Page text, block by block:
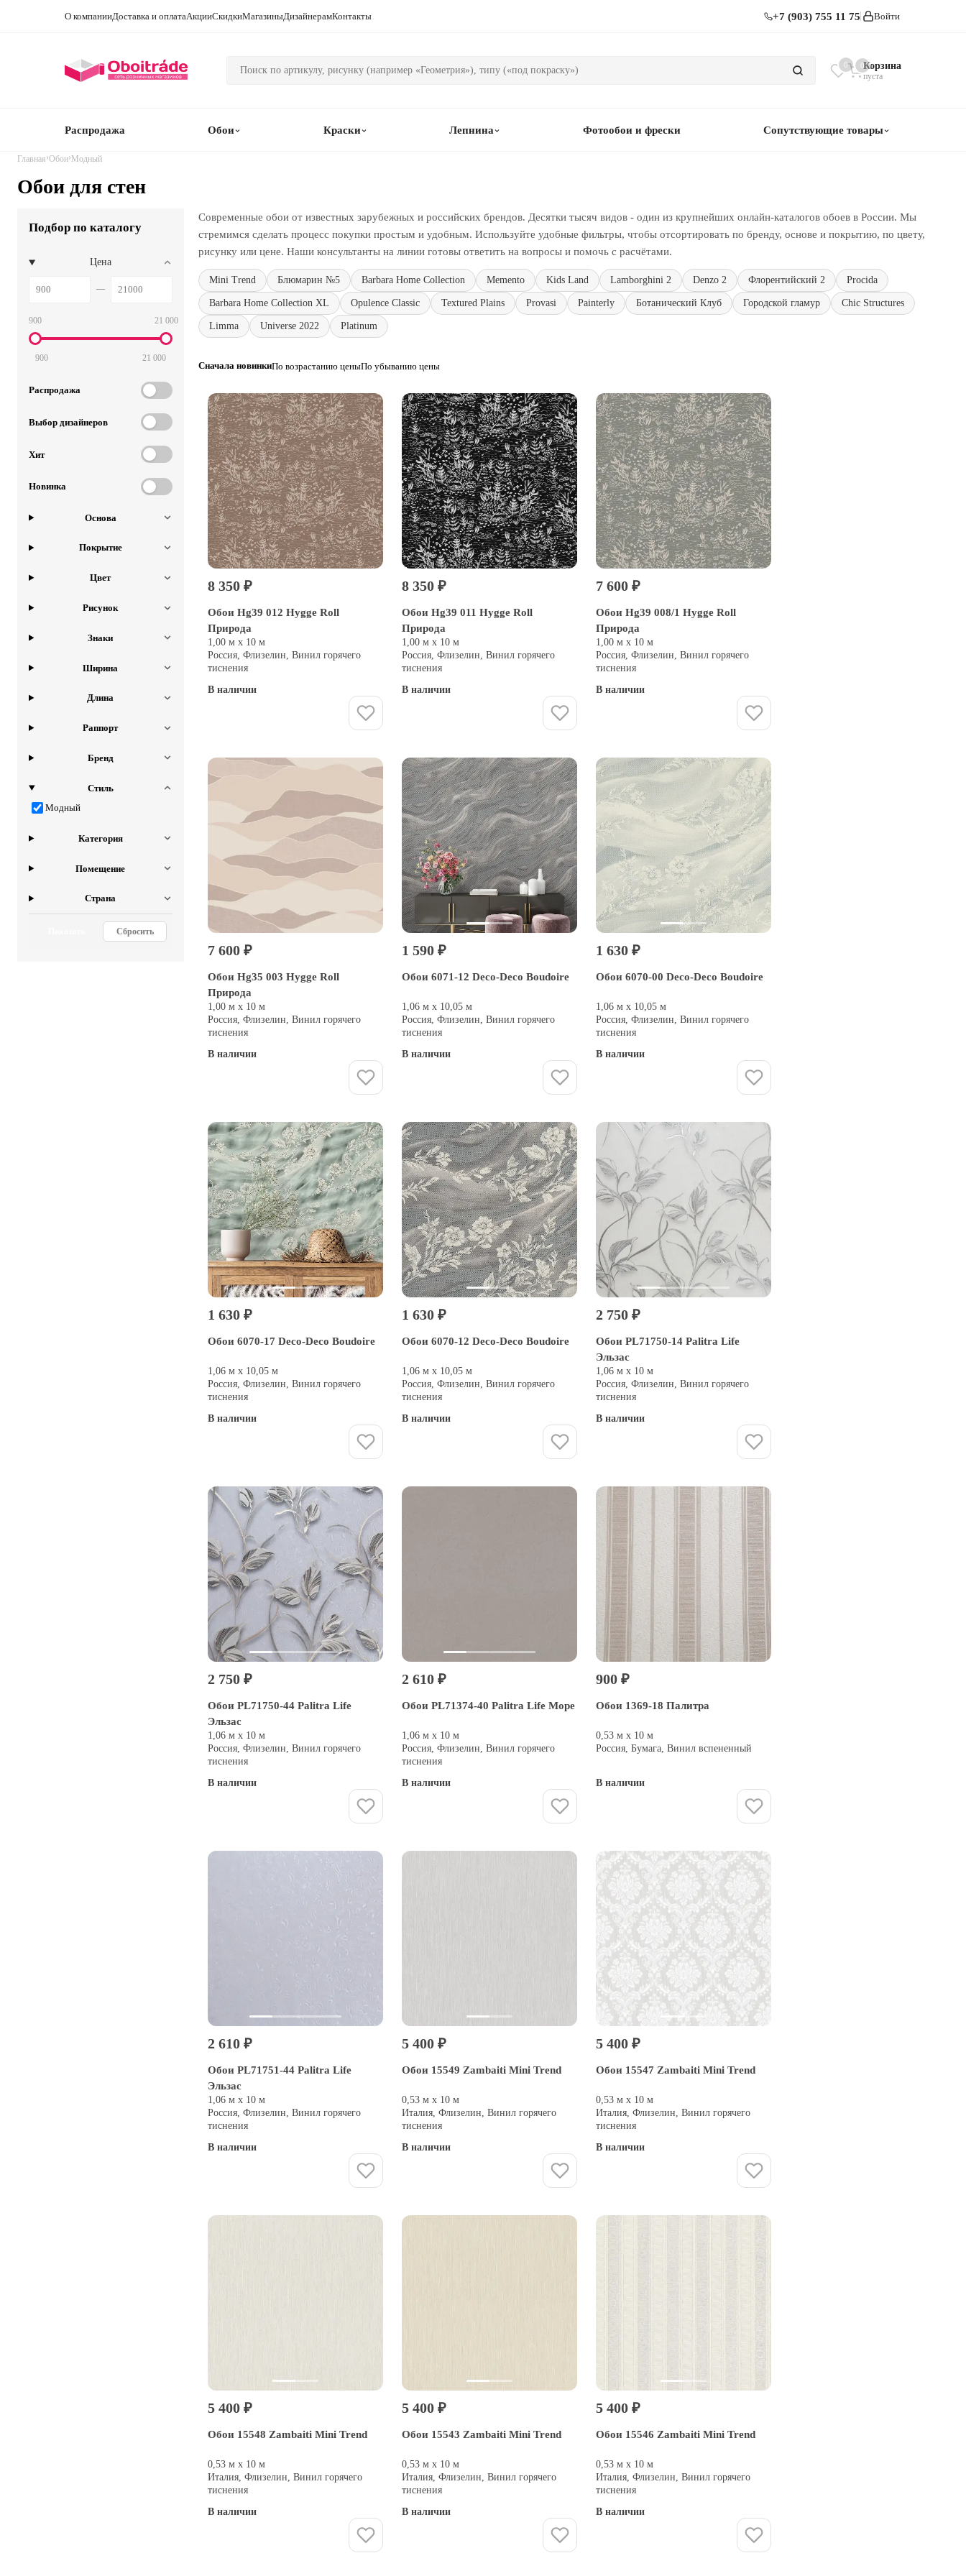
О компанииДоставка и оплатаАкцииСкидкиМагазиныДизайнерамКонтакты +7 (903) 755 11 75 Войти
0 0Корзина
пуста
Распродажа Обои Краски Лепнина Фотообои и фрески Сопутствующие товары
Главная›Обои›Модный
Обои для стен
Подбор по каталогу
Цена
900 21 000
900 21 000
Распродажа
Выбор дизайнеров
Хит
Новинка
Основа
Покрытие
Цвет
Рисунок
Знаки
Ширина
Длина
Раппорт
Бренд
Стиль
Модный
Категория
Помещение
Страна
Сбросить
Современные обои от известных зарубежных и российских брендов. Десятки тысяч видов - один из крупнейших онлайн-каталогов обоев в России. Мы
стремимся сделать процесс покупки простым и удобным. Используйте удобные фильтры, чтобы отсортировать по бренду, основе и покрытию, по цвету,
рисунку или цене. Наши консультанты на линии готовы ответить на вопросы и помочь с расчётами.
Mini Trend Блюмарин №5 Barbara Home Collection Memento Kids Land Lamborghini 2 Denzo 2 Флорентийский 2 Procida
Barbara Home Collection XL Opulence Classic Textured Plains Provasi Painterly Ботанический Клуб Городской гламур Chic Structures
Limma Universe 2022 Platinum
Сначала новинкиПо возрастанию ценыПо убыванию цены
8 350 ₽
Обои Hg39 012 Hygge Roll
Природа
1,00 м х 10 м
Россия, Флизелин, Винил горячего
тиснения
В наличии
8 350 ₽
Обои Hg39 011 Hygge Roll
Природа
1,00 м х 10 м
Россия, Флизелин, Винил горячего
тиснения
В наличии
7 600 ₽
Обои Hg39 008/1 Hygge Roll
Природа
1,00 м х 10 м
Россия, Флизелин, Винил горячего
тиснения
В наличии
7 600 ₽
Обои Hg35 003 Hygge Roll
Природа
1,00 м х 10 м
Россия, Флизелин, Винил горячего
тиснения
В наличии
1 590 ₽
Обои 6071-12 Deco-Deco Boudoire
1,06 м х 10,05 м
Россия, Флизелин, Винил горячего
тиснения
В наличии
1 630 ₽
Обои 6070-00 Deco-Deco Boudoire
1,06 м х 10,05 м
Россия, Флизелин, Винил горячего
тиснения
В наличии
1 630 ₽
Обои 6070-17 Deco-Deco Boudoire
1,06 м х 10,05 м
Россия, Флизелин, Винил горячего
тиснения
В наличии
1 630 ₽
Обои 6070-12 Deco-Deco Boudoire
1,06 м х 10,05 м
Россия, Флизелин, Винил горячего
тиснения
В наличии
2 750 ₽
Обои PL71750-14 Palitra Life
Эльзас
1,06 м х 10 м
Россия, Флизелин, Винил горячего
тиснения
В наличии
2 750 ₽
Обои PL71750-44 Palitra Life
Эльзас
1,06 м х 10 м
Россия, Флизелин, Винил горячего
тиснения
В наличии
2 610 ₽
Обои PL71374-40 Palitra Life Море
1,06 м х 10 м
Россия, Флизелин, Винил горячего
тиснения
В наличии
900 ₽
Обои 1369-18 Палитра
0,53 м х 10 м
Россия, Бумага, Винил вспененный
В наличии
2 610 ₽
Обои PL71751-44 Palitra Life
Эльзас
1,06 м х 10 м
Россия, Флизелин, Винил горячего
тиснения
В наличии
5 400 ₽
Обои 15549 Zambaiti Mini Trend
0,53 м х 10 м
Италия, Флизелин, Винил горячего
тиснения
В наличии
5 400 ₽
Обои 15547 Zambaiti Mini Trend
0,53 м х 10 м
Италия, Флизелин, Винил горячего
тиснения
В наличии
5 400 ₽
Обои 15548 Zambaiti Mini Trend
0,53 м х 10 м
Италия, Флизелин, Винил горячего
тиснения
В наличии
5 400 ₽
Обои 15543 Zambaiti Mini Trend
0,53 м х 10 м
Италия, Флизелин, Винил горячего
тиснения
В наличии
5 400 ₽
Обои 15546 Zambaiti Mini Trend
0,53 м х 10 м
Италия, Флизелин, Винил горячего
тиснения
В наличии